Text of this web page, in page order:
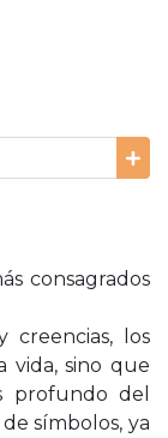
consagrados
creencias, los
vida, sino que
profundo del
símbolos, ya